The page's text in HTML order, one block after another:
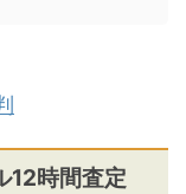
時間査定